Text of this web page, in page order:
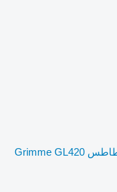
آلة زراعة البطاطس Grimme GL420